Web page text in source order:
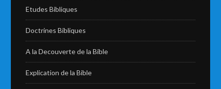
Etudes Bibliques
Doctrines Bibliques
A la Decouverte de la Bible
Explication de la Bible